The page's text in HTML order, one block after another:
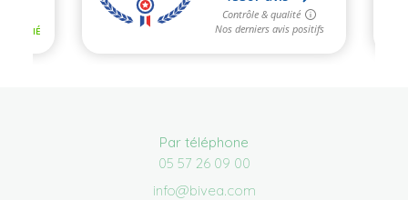
Par téléphone
05 57 26 09 00
info@bivea.com